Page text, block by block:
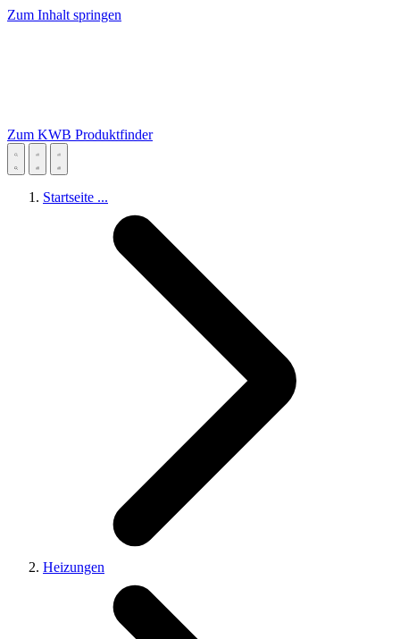
Zum Inhalt springen
Zum KWB Produktfinder
Startseite ...
Heizungen